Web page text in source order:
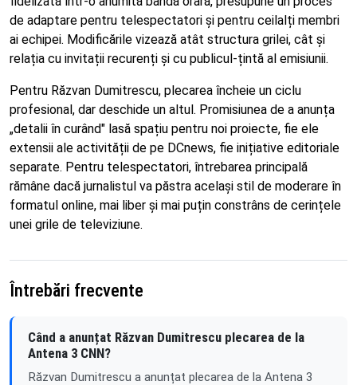
de adaptare pentru telespectatori și pentru ceilalți membri
ai echipei. Modificările vizează atât structura grilei, cât și
relația cu invitații recurenți și cu publicul-țintă al emisiunii.
Pentru Răzvan Dumitrescu, plecarea încheie un ciclu
profesional, dar deschide un altul. Promisiunea de a anunța
„detalii în curând" lasă spațiu pentru noi proiecte, fie ele
extensii ale activității de pe DCnews, fie inițiative editoriale
separate. Pentru telespectatori, întrebarea principală
rămâne dacă jurnalistul va păstra același stil de moderare în
formatul online, mai liber și mai puțin constrâns de cerințele
unei grile de televiziune.
Întrebări frecvente
Când a anunțat Răzvan Dumitrescu plecarea de la
Antena 3 CNN?
Răzvan Dumitrescu a anunțat plecarea de la Antena 3